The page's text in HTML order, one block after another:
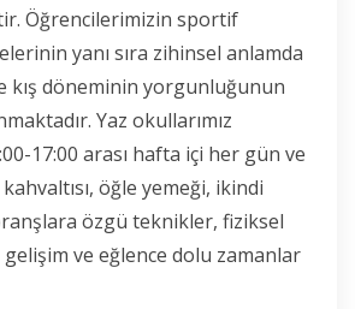
Öğrencilerimizin sportif
yanı sıra zihinsel anlamda
döneminin yorgunluğunun
Yaz okullarımız
17:00 arası hafta içi her gün ve
öğle yemeği, ikindi
özgü teknikler, fiziksel
ve eğlence dolu zamanlar